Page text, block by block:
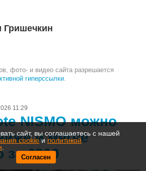
Гришечкин
фото- и видео сайта разрешается
гиперссылки
11:29
NISMO можно
и мягче
за €800
сайт, вы соглашаетесь с нашей
cookieи политикой
Согласен